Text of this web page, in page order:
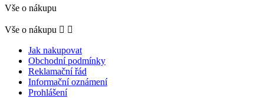
Vše o nákupu
Vše o nákupu  
Jak nakupovat
Obchodní podmínky
Reklamační řád
Informační oznámení
Prohlášení